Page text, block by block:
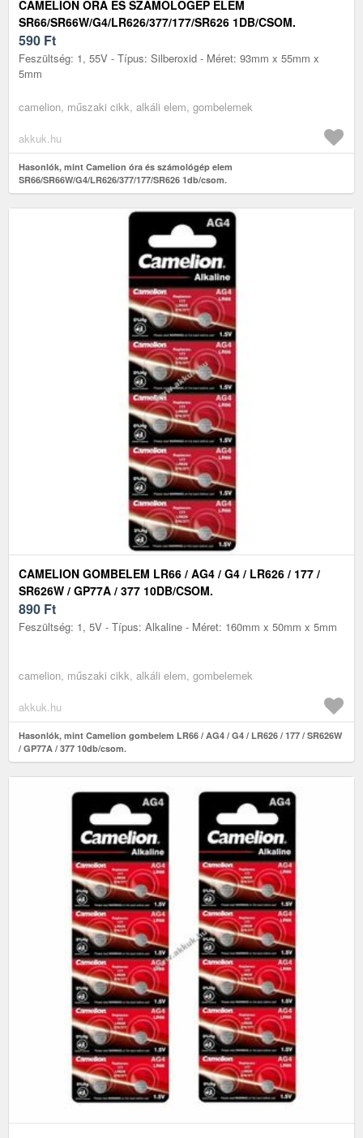
CAMELION ÓRA ÉS SZÁMOLÓGÉP ELEM
SR66/SR66W/G4/LR626/377/177/SR626 1DB/CSOM.
590 Ft
Feszültség: 1, 55V - Típus: Silberoxid - Méret: 93mm x 55mm x
5mm
camelion, műszaki cikk, alkáli elem, gombelemek
akkuk.hu
Hasonlók, mint Camelion óra és számológép elem
SR66/SR66W/G4/LR626/377/177/SR626 1db/csom.
CAMELION GOMBELEM LR66 / AG4 / G4 / LR626 / 177 /
SR626W / GP77A / 377 10DB/CSOM.
890 Ft
Feszültség: 1, 5V - Típus: Alkaline - Méret: 160mm x 50mm x 5mm
camelion, műszaki cikk, alkáli elem, gombelemek
akkuk.hu
Hasonlók, mint Camelion gombelem LR66 / AG4 / G4 / LR626 / 177 / SR626W
/ GP77A / 377 10db/csom.